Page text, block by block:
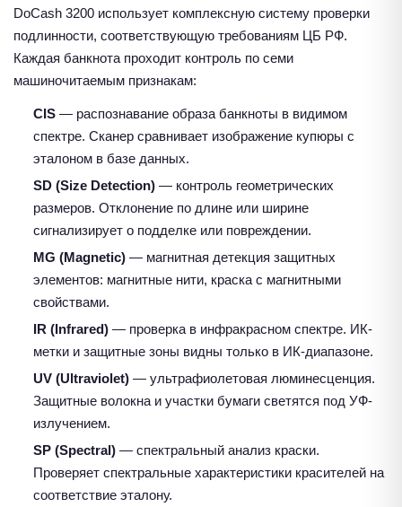
DoCash 3200 использует комплексную систему проверки
подлинности, соответствующую требованиям ЦБ РФ.
Каждая банкнота проходит контроль по семи
машиночитаемым признакам:
CIS — распознавание образа банкноты в видимом
спектре. Сканер сравнивает изображение купюры с
эталоном в базе данных.
SD (Size Detection) — контроль геометрических
размеров. Отклонение по длине или ширине
сигнализирует о подделке или повреждении.
MG (Magnetic) — магнитная детекция защитных
элементов: магнитные нити, краска с магнитными
свойствами.
IR (Infrared) — проверка в инфракрасном спектре. ИК-
метки и защитные зоны видны только в ИК-диапазоне.
UV (Ultraviolet) — ультрафиолетовая люминесценция.
Защитные волокна и участки бумаги светятся под УФ-
излучением.
SP (Spectral) — спектральный анализ краски.
Проверяет спектральные характеристики красителей на
соответствие эталону.